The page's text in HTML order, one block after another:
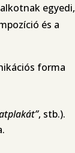
egyedi,
és a
forma
, stb.).